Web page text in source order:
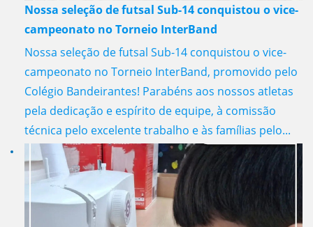
Nossa seleção de futsal Sub-14 conquistou o vice-
campeonato no Torneio InterBand
Nossa seleção de futsal Sub-14 conquistou o vice-
campeonato no Torneio InterBand, promovido pelo
Colégio Bandeirantes! Parabéns aos nossos atletas
pela dedicação e espírito de equipe, à comissão
técnica pelo excelente trabalho e às famílias pelo...